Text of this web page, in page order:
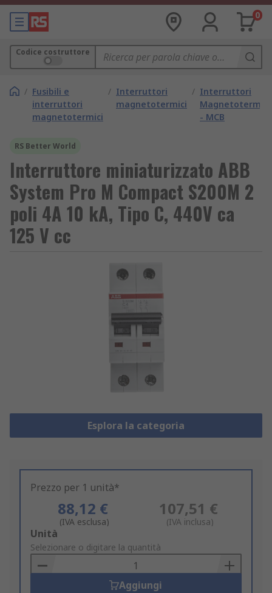
0
Codice costruttore
/ Fusibili e
interruttori
magnetotermici
/ Interruttori
magnetotermici
/ Interruttori
Magnetotermici
- MCB
RS Better World
Interruttore miniaturizzato ABB
System Pro M Compact S200M 2
poli 4A 10 kA, Tipo C, 440V ca
125 V cc
Esplora la categoria
Prezzo per 1 unità*
88,12 €
(IVA esclusa)
107,51 €
(IVA inclusa)
Add
to
Basket
Unità
Selezionare o digitare la quantità
Aggiungi